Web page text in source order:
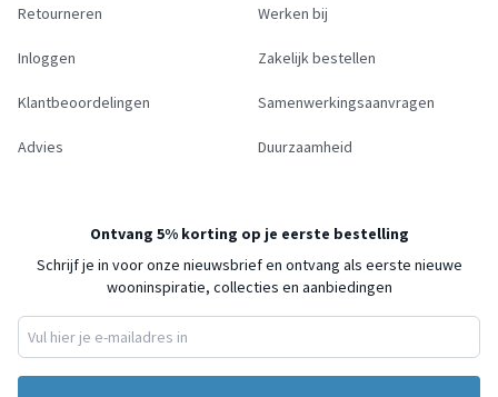
Retourneren
Inloggen
Klantbeoordelingen
Advies
Werken bij
Zakelijk bestellen
Samenwerkingsaanvragen
Duurzaamheid
Ontvang 5% korting op je eerste bestelling
Schrijf je in voor onze nieuwsbrief en ontvang als eerste nieuwe
wooninspiratie, collecties en aanbiedingen